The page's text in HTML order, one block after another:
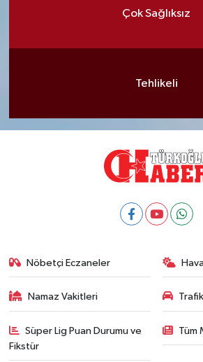
Çok Sağlıksız
Tehlikeli
Nöbetçi Eczaneler
Namaz Vakitleri
Süper Lig Puan Durumu ve
Fikstür
Tüm